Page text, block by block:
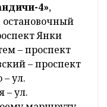
4»,
остановочный
Янки
– проспект
– проспект
– ул.
– ул.